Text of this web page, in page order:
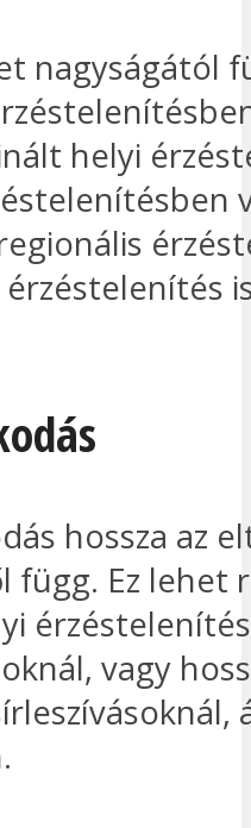
nagyságától
helyi
hossza az
függ. Ez lehet
vagy